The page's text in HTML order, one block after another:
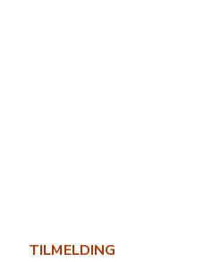
TILMELDING